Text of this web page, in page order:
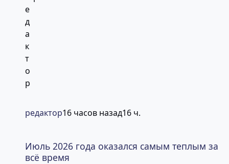
редактор16 часов назад16 ч.
Июль 2026 года оказался самым теплым за
всё время